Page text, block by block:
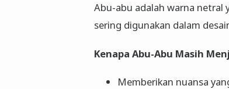
Abu-abu adalah warna netral
sering digunakan dalam
Kenapa Abu-Abu Masih
Memberikan nuansa